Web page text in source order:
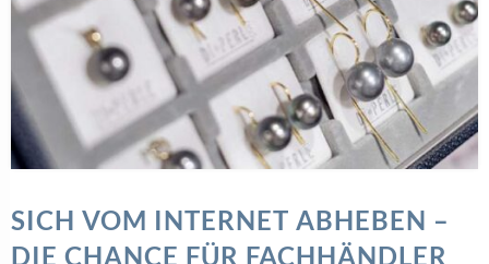
SICH VOM INTERNET ABHEBEN –
DIE CHANCE FÜR FACHHÄNDLER